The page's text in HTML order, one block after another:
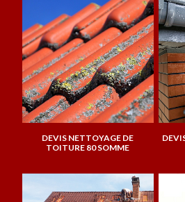
DEVIS NETTOYAGE DE
TOITURE 80 SOMME